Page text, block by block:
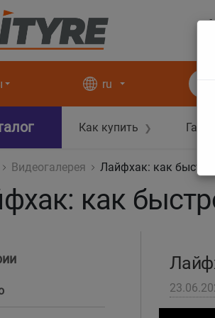
ru
Как купить ❯
Видеогалерея Лайфхак: как
как